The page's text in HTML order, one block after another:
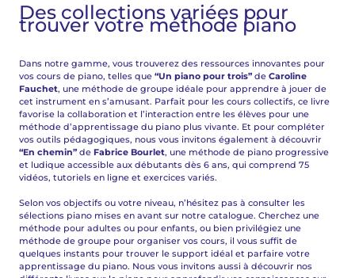
Des collections variées pour
trouver votre méthode piano
Dans notre gamme, vous trouverez des ressources innovantes pour
vos cours de piano, telles que “Un piano pour trois” de Caroline
Fauchet, une méthode de groupe idéale pour apprendre à jouer de
cet instrument en s’amusant. Parfait pour les cours collectifs, ce livre
favorise la collaboration et l’interaction entre les élèves pour une
méthode d’apprentissage du piano plus vivante. Et pour compléter
vos outils pédagogiques, nous vous invitons également à découvrir
“En chemin” de Fabrice Bourlet, une méthode de piano progressive
et ludique accessible aux débutants dès 6 ans, qui comprend 75
vidéos, tutoriels en ligne et exercices variés.
Selon vos objectifs ou votre niveau, n’hésitez pas à consulter les
sélections piano mises en avant sur notre catalogue. Cherchez une
méthode pour adultes ou pour enfants, ou bien privilégiez une
méthode de groupe pour organiser vos cours, il vous suffit de
quelques instants pour trouver le support idéal et parfaire votre
apprentissage du piano. Nous vous invitons aussi à découvrir nos